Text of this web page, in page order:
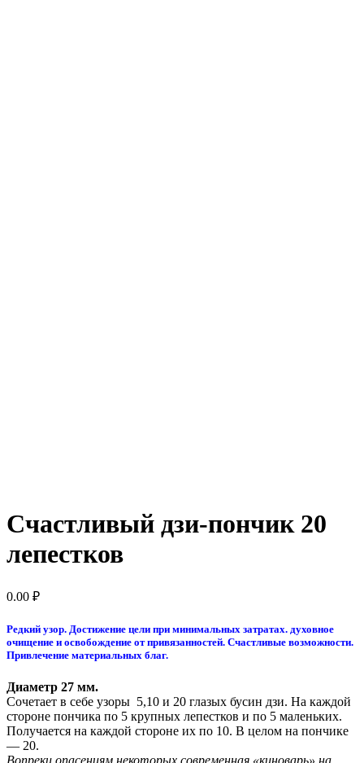
Счастливый дзи-пончик 20
лепестков
0.00 ₽
Редкий узор. Достижение цели при минимальных затратах. духовное
очищение и освобождение от привязанностей. Счастливые возможности.
Привлечение материальных благ.
Диаметр 27 мм.
Сочетает в себе узоры 5,10 и 20 глазых бусин дзи. На каждой
стороне пончика по 5 крупных лепестков и по 5 маленьких.
Получается на каждой стороне их по 10. В целом на пончике
— 20.
Вопреки опасениям некоторых современная «киноварь» на